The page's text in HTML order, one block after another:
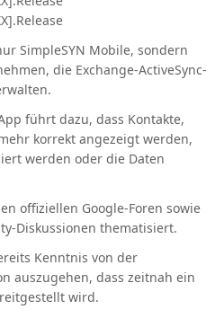
.Release
SimpleSYN Mobile, sondern
die Exchange-ActiveSync-
führt dazu, dass Kontakte,
korrekt angezeigt werden,
werden oder die Daten
offiziellen Google-Foren sowie
Diskussionen thematisiert.
Kenntnis von der
auszugehen, dass zeitnah ein
wird.